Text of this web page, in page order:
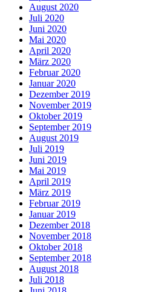
August 2020
Juli 2020
Juni 2020
Mai 2020
April 2020
März 2020
Februar 2020
Januar 2020
Dezember 2019
November 2019
Oktober 2019
September 2019
August 2019
Juli 2019
Juni 2019
Mai 2019
April 2019
März 2019
Februar 2019
Januar 2019
Dezember 2018
November 2018
Oktober 2018
September 2018
August 2018
Juli 2018